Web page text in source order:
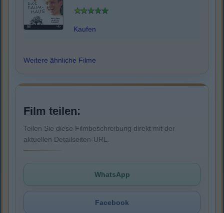
Kaufen
Weitere ähnliche Filme
Film teilen:
Teilen Sie diese Filmbeschreibung direkt mit der
aktuellen Detailseiten-URL.
WhatsApp
Facebook